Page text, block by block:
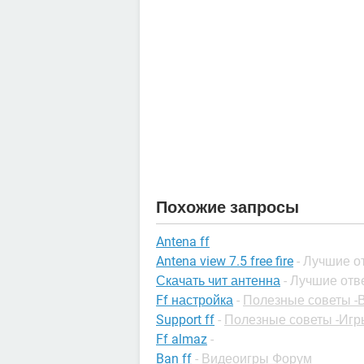
Похожие запросы
Antena ff
Antena view 7.5 free fire - Лучшие
Скачать чит антенна - Лучшие
Ff настройка - Полезные советы -
Support ff - Полезные советы -
Ff almaz -
Ban ff - Видеоигры Форум